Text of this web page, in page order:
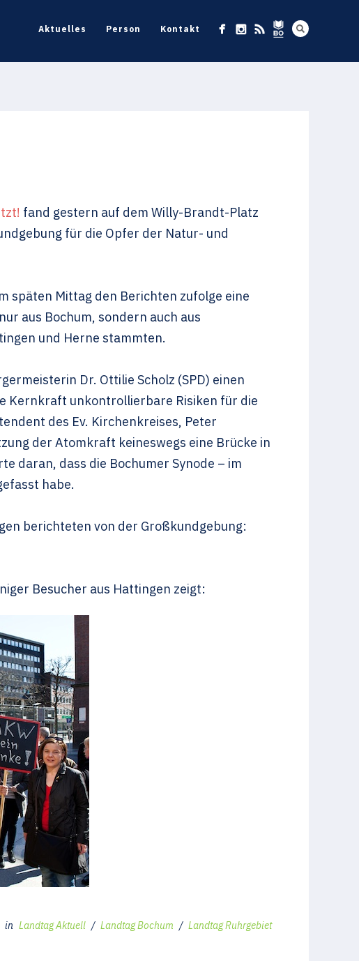
Aktuelles Person Kontakt
fand gestern auf dem Willy-Brandt-Platz
für die Opfer der Natur- und
späten Mittag den Berichten zufolge eine
aus Bochum, sondern auch aus
und Herne stammten.
Dr. Ottilie Scholz (SPD) einen
Kernkraft unkontrollierbare Risiken für die
des Ev. Kirchenkreises, Peter
der Atomkraft keineswegs eine Brücke in
daran, dass die Bochumer Synode – im
habe.
berichteten von der Großkundgebung:
Besucher aus Hattingen zeigt:
in Landtag Aktuell / Landtag Bochum / Landtag Ruhrgebiet